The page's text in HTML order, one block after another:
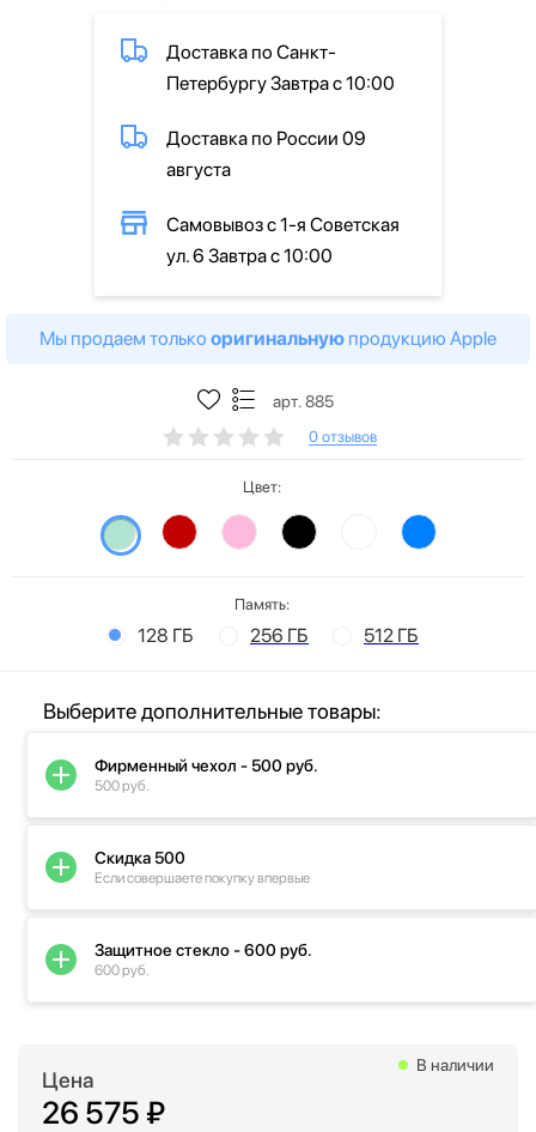
Доставка по Санкт-
Петербургу Завтра с 10:00
Доставка по России 09
августа
Самовывоз с 1-я Советская
ул. 6 Завтра с 10:00
Мы продаем только оригинальную продукцию Apple
арт. 885
0 отзывов
Цвет:
Память:
128 ГБ 256 ГБ 512 ГБ
Цена
26 575 ₽
В наличии
Выберите дополнительные товары:
Фирменный чехол - 500 руб.
500 руб.
Скидка 500
Если совершаете покупку впервые
Защитное стекло - 600 руб.
600 руб.